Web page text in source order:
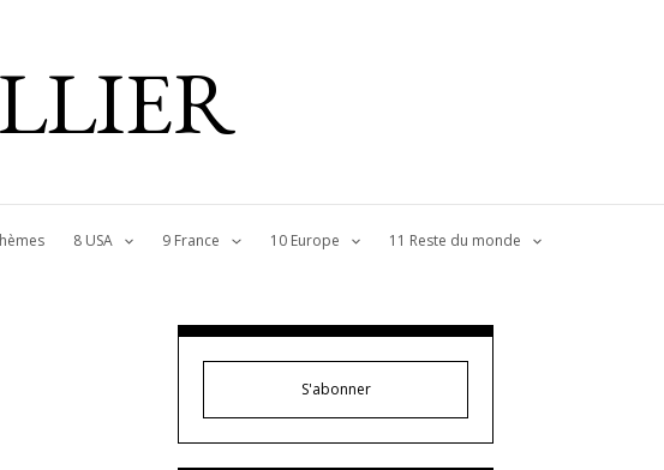
8 USA 9 France 10 Europe 11 Reste du monde
S'abonner